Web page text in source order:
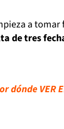
a tomar
de tres
dónde VER